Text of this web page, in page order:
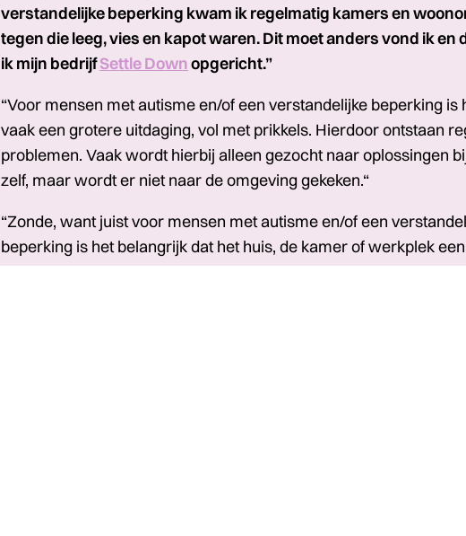
verstandelijke beperking kwam ik regelmatig kamers en
tegen die leeg, vies en kapot waren. Dit moet anders vond ik en
ik mijn bedrijfSettle Downopgericht.”
“Voor mensen met autisme en/of een verstandelijke beperking is
vaak een grotere uitdaging, vol met prikkels. Hierdoor ontstaan
problemen. Vaak wordt hierbij alleen gezocht naar oplossingen
zelf, maar wordt er niet naar de omgeving gekeken.“
“Zonde, want juist voor mensen met autisme en/of een
beperking is het belangrijk dat het huis, de kamer of werkplek
waar ze kunnen ontspannen, uitrusten, opladen en waar ze zich